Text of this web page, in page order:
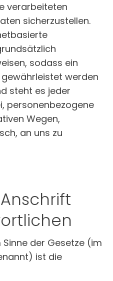
verarbeiteten
sicherzustellen.
sodass ein
werden
steht es jeder
personenbezogene
Wegen,
an uns zu
der Gesetze (im
ist die